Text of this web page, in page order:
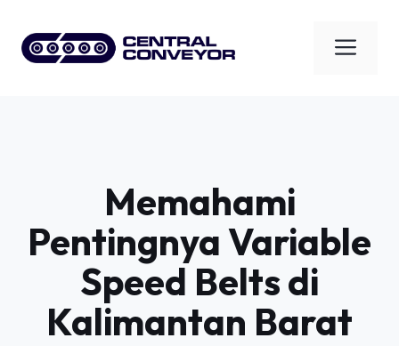
content
Memahami
Pentingnya Variable
Speed Belts di
Kalimantan Barat